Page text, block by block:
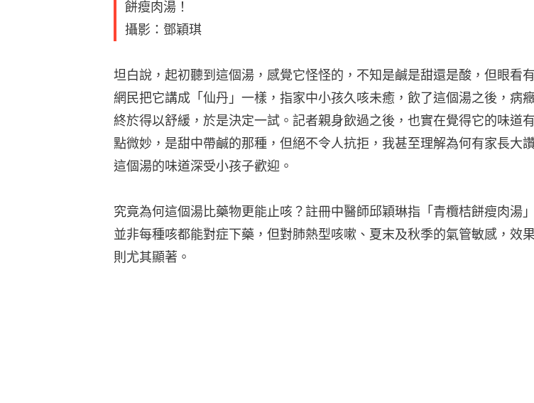
餅瘦肉湯！
攝影：鄧穎琪
坦白說，起初聽到這個湯，感覺它怪怪的，不知是鹹是甜還是酸，但眼看有
網民把它講成「仙丹」一樣，指家中小孩久咳未癒，飲了這個湯之後，病
終於得以舒緩，於是決定一試。記者親身飲過之後，也實在覺得它的味道有
點微妙，是甜中帶鹹的那種，但絕不令人抗拒，我甚至理解為何有家長大
這個湯的味道深受小孩子歡迎。
究竟為何這個湯比藥物更能止咳？註冊中醫師邱穎琳指「青欖桔餅瘦肉湯」
並非每種咳都能對症下藥，但對肺熱型咳嗽、夏末及秋季的氣管敏感，效果
則尤其顯著。